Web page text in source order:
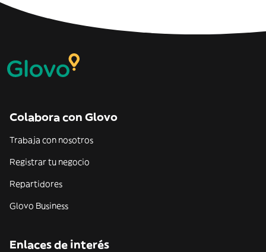
Colabora con Glovo
Trabaja con nosotros
Registrar tu negocio
Repartidores
Glovo Business
Enlaces de interés